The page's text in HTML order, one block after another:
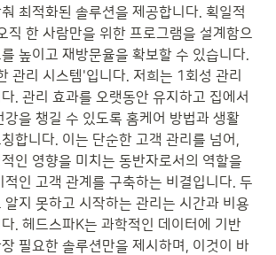
최적화된 솔루션을 제공합니다. 획일적
직 한 사람만을 위한 프로그램을 설계함으
높이고 재방문율을 확보할 수 있습니다.
관리 시스템'입니다. 저희는 1회성 관리
. 관리 효과를 오랫동안 유지하고 집에서
강을 챙길 수 있도록 홈케어 방법과 생활
합니다. 이는 단순한 고객 관리를 넘어,
인 영향을 미치는 동반자로서의 역할을
적인 고객 관계를 구축하는 비결입니다. 두
알지 못하고 시작하는 관리는 시간과 비용
. 헤드스파K는 과학적인 데이터에 기반
필요한 솔루션만을 제시하며, 이것이 바